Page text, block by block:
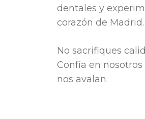
dentales y
corazón de
No sacrifiques
Confía en
nos avalan.